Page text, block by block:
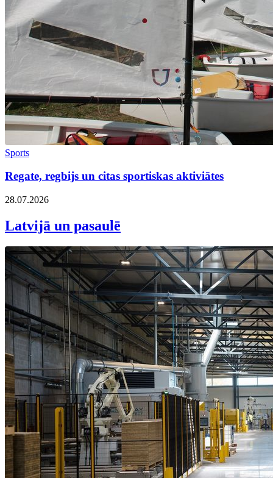
Sports
Regate, regbijs un citas sportiskas aktiviātes
28.07.2026
Latvijā un pasaulē